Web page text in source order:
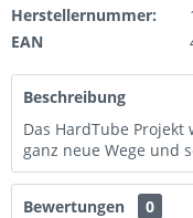
Herstellernummer:
EAN
Beschreibung
Das HardTube
ganz neue Wege und
Bewertungen
0